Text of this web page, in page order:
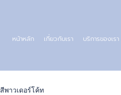
หน้าหลัก เกี่ยวกับเรา บริการของเรา
สีพาวเดอร์โค้ท